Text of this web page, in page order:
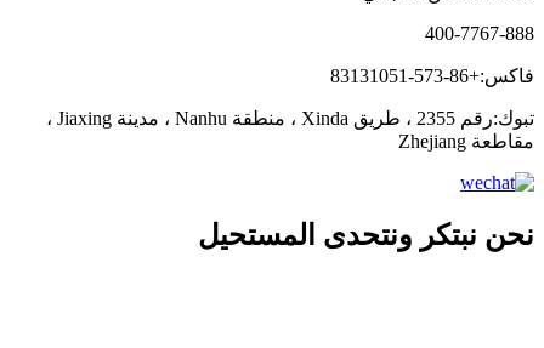
400-7767-888
فاكس:+86-573-83131051
تبوك:رقم 2355 ، طريق Xinda ، منطقة Nanhu ، مدينة Jiaxing ،
مقاطعة Zhejiang
نحن نبتكر ونتحدى المستحيل